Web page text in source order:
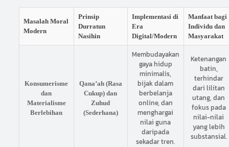
Masalah Moral
Modern
Prinsip
Durratun
Nasihin
Implementasi di
Era
Digital/Modern
Manfaat bagi
Individu dan
Masyarakat
Konsumerisme
dan
Materialisme
Berlebihan
Qana’ah (Rasa
Cukup) dan
Zuhud
(Sederhana)
Membudayakan
gaya hidup
minimalis,
bijak dalam
berbelanja
online, dan
menghargai
nilai guna
daripada
sekadar tren.
Ketenangan
batin,
terhindar
dari lilitan
utang, dan
fokus pada
nilai-nilai
yang lebih
substansial.